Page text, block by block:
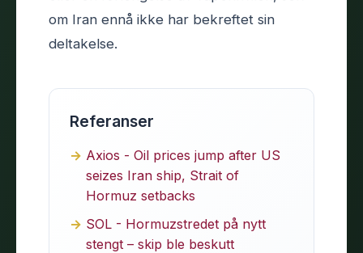
om Iran ennå ikke har bekreftet sin
deltakelse.
Referanser
Axios - Oil prices jump after US
seizes Iran ship, Strait of
Hormuz setbacks
SOL - Hormuzstredet på nytt
stengt – skip ble beskutt